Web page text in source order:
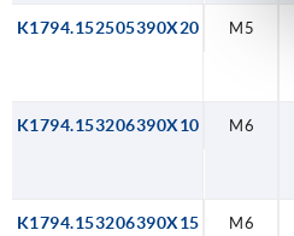
K1794.152505390X20 M5
K1794.153206390X10 M6
K1794.153206390X15 M6